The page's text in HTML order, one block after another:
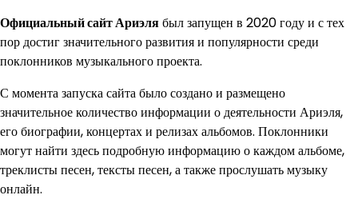
Официальный сайт Ариэлябыл запущен в 2020 году и с тех
пор достиг значительного развития и популярности среди
поклонников музыкального проекта.
С момента запуска сайта было создано и размещено
значительное количество информации о деятельности Ариэля,
его биографии, концертах и релизах альбомов. Поклонники
могут найти здесь подробную информацию о каждом альбоме,
треклисты песен, тексты песен, а также прослушать музыку
онлайн.